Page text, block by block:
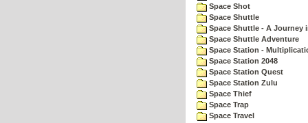
Space Shot
Space Shuttle
Space Shuttle - A Journey
Space Shuttle Adventure
Space Station -
Space Station 2048
Space Station Quest
Space Station Zulu
Space Thief
Space Trap
Space Travel